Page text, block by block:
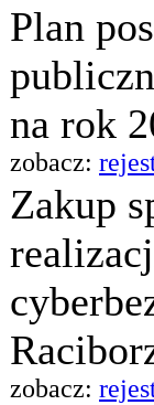
Plan
na rok
zobacz:
Zakup
zobacz: